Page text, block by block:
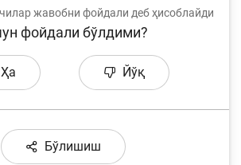
жавобни фойдали деб ҳисоблайди
фойдали бўлдими?
Ҳа Йўқ
Бўлишиш